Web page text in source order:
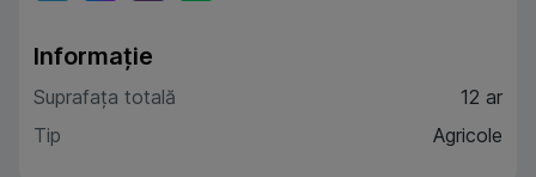
Informație
Suprafața totală
12 ar
Tip
Agricole